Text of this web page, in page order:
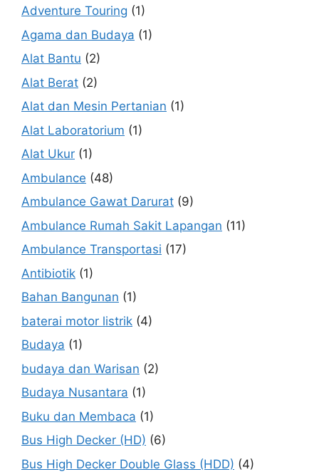
Adventure Touring (1)
Agama dan Budaya (1)
Alat Bantu (2)
Alat Berat (2)
Alat dan Mesin Pertanian (1)
Alat Laboratorium (1)
Alat Ukur (1)
Ambulance (48)
Ambulance Gawat Darurat (9)
Ambulance Rumah Sakit Lapangan (11)
Ambulance Transportasi (17)
Antibiotik (1)
Bahan Bangunan (1)
baterai motor listrik (4)
Budaya (1)
budaya dan Warisan (2)
Budaya Nusantara (1)
Buku dan Membaca (1)
Bus High Decker (HD) (6)
Bus High Decker Double Glass (HDD) (4)